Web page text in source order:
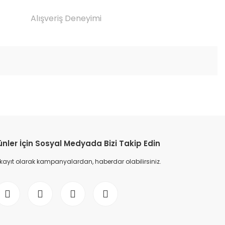
Alışveriş Deneyimi
İçin Sosyal Medyada Bizi Takip Edin
olarak kampanyalardan, haberdar olabilirsiniz.